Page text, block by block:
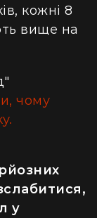
кожні 8
вище на
чому
у